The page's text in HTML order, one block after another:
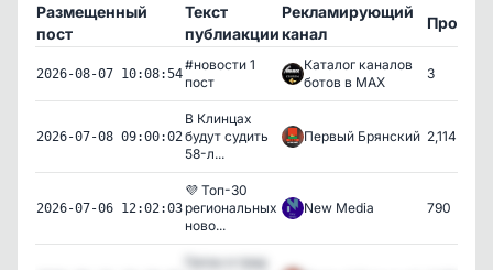
Размещенный
пост
Текст
публиакции
Рекламирующий
канал
2026-08-07 10:08:54
#новости 1
пост
Каталог каналов
ботов в MAX
3
2026-07-08 09:00:02
В Клинцах
будут судить
58-л...
Первый Брянский 2,114
2026-07-06 12:02:03
💜 Топ-30
региональных
ново...
New Media 790
Грозы и град